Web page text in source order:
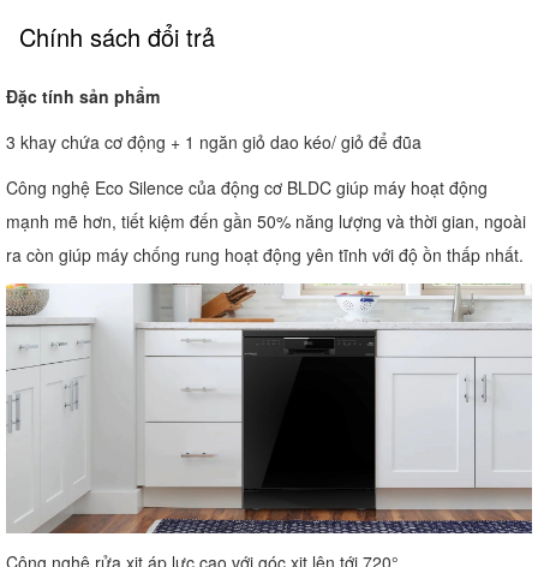
Chính sách đổi trả
Đặc tính sản phẩm
3 khay chứa cơ động + 1 ngăn giỏ dao kéo/ giỏ để đũa
Công nghệ Eco Silence của động cơ BLDC giúp máy hoạt động
mạnh mẽ hơn, tiết kiệm đến gần 50% năng lượng và thời gian, ngoài
ra còn giúp máy chống rung hoạt động yên tĩnh với độ ồn thấp nhất.
Công nghệ rửa xịt áp lực cao với góc xịt lên tới 720°